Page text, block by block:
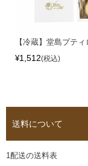
【冷蔵】堂島プテ
¥1,512 税込
送料について
1配送の送料表